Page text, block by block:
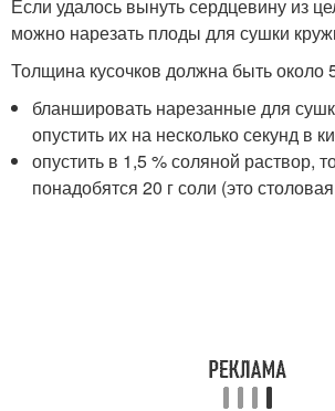
Если удалось вынуть сердцевину из
можно нарезать плоды для сушки
Толщина кусочков должна быть около
бланшировать нарезанные для
опустить их на несколько секунд в
опустить в 1,5 % соляной раствор,
понадобятся 20 г соли (это